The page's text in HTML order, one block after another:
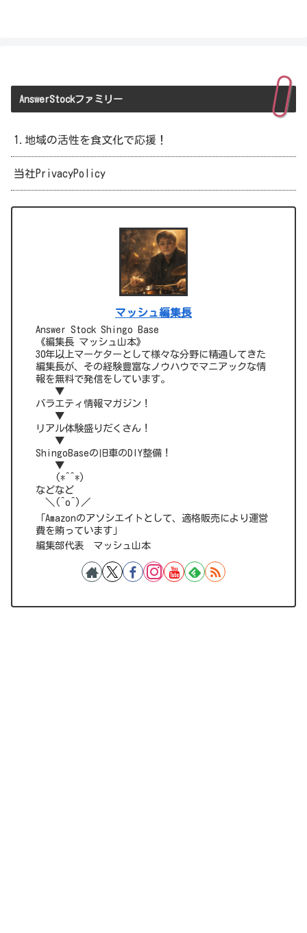
AnswerStockファミリー
1.地域の活性を食文化で応援！
当社PrivacyPolicy
マッシュ編集長
Answer Stock Shingo Base
《編集長 マッシュ山本》
30年以上マーケターとして様々な分野に精通してきた
編集長が、その経験豊富なノウハウでマニアックな情
報を無料で発信をしています。
▼
バラエティ情報マガジン！
▼
リアル体験盛りだくさん！
▼
ShingoBaseの旧車のDIY整備！
▼
(*^^*)
などなど
＼(^o^)／
「Amazonのアソシエイトとして、適格販売により運営
費を賄っています」
編集部代表 マッシュ山本